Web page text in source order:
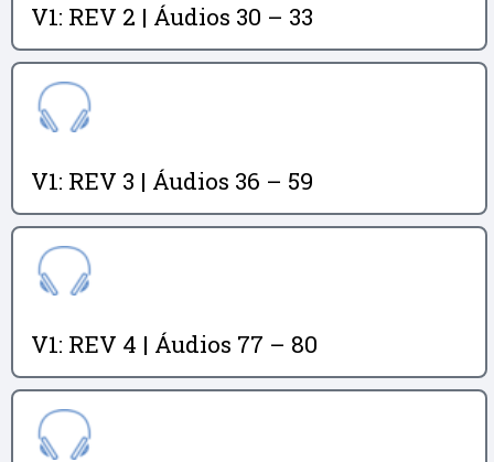
V1: REV 2 | Áudios 30 – 33
V1: REV 3 | Áudios 36 – 59
V1: REV 4 | Áudios 77 – 80